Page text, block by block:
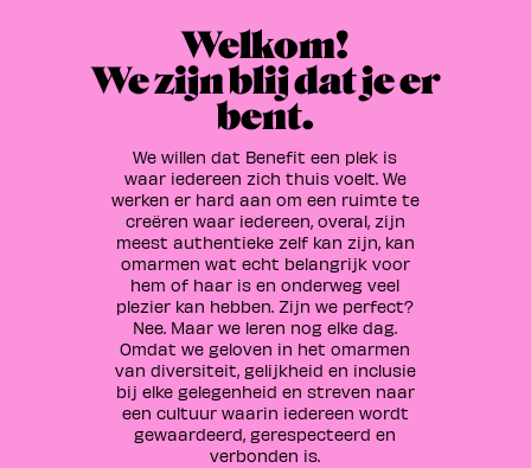
Welkom!
We zijn blij dat je er
bent.
We willen dat Benefit een plek is
waar iedereen zich thuis voelt. We
werken er hard aan om een ruimte te
creëren waar iedereen, overal, zijn
meest authentieke zelf kan zijn, kan
omarmen wat echt belangrijk voor
hem of haar is en onderweg veel
plezier kan hebben. Zijn we perfect?
Nee. Maar we leren nog elke dag.
Omdat we geloven in het omarmen
van diversiteit, gelijkheid en inclusie
bij elke gelegenheid en streven naar
een cultuur waarin iedereen wordt
gewaardeerd, gerespecteerd en
verbonden is.